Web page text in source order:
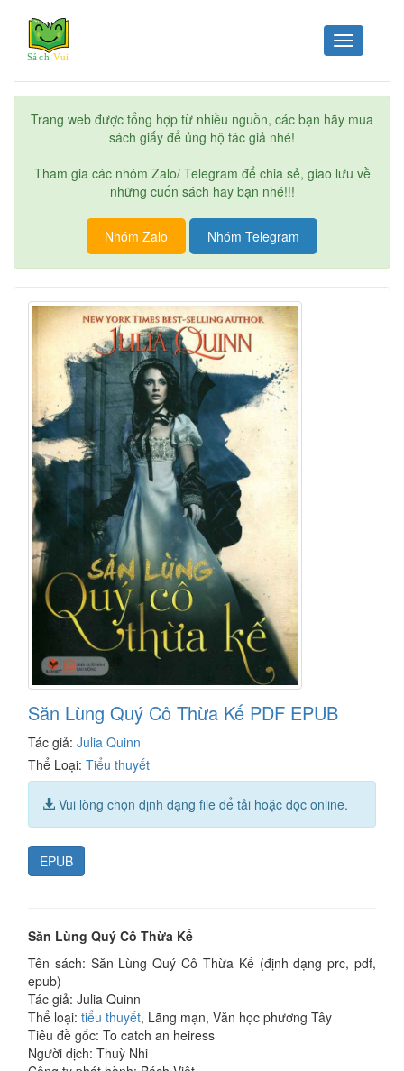
Toggle
navigation
Trang web được tổng hợp từ nhiều nguồn, các bạn hãy mua
sách giấy để ủng hộ tác giả nhé!
Tham gia các nhóm Zalo/ Telegram để chia sẻ, giao lưu về
những cuốn sách hay bạn nhé!!!
Nhóm Zalo Nhóm Telegram
Săn Lùng Quý Cô Thừa Kế PDF EPUB
Tác giả: Julia Quinn
Thể Loại: Tiểu thuyết
Vui lòng chọn định dạng file để tải hoặc đọc online.
EPUB
Săn Lùng Quý Cô Thừa Kế
Tên sách: Săn Lùng Quý Cô Thừa Kế (định dạng prc, pdf,
epub)
Tác giả: Julia Quinn
Thể loại: tiểu thuyết, Lãng mạn, Văn học phương Tây
Tiêu đề gốc: To catch an heiress
Người dịch: Thuỳ Nhi